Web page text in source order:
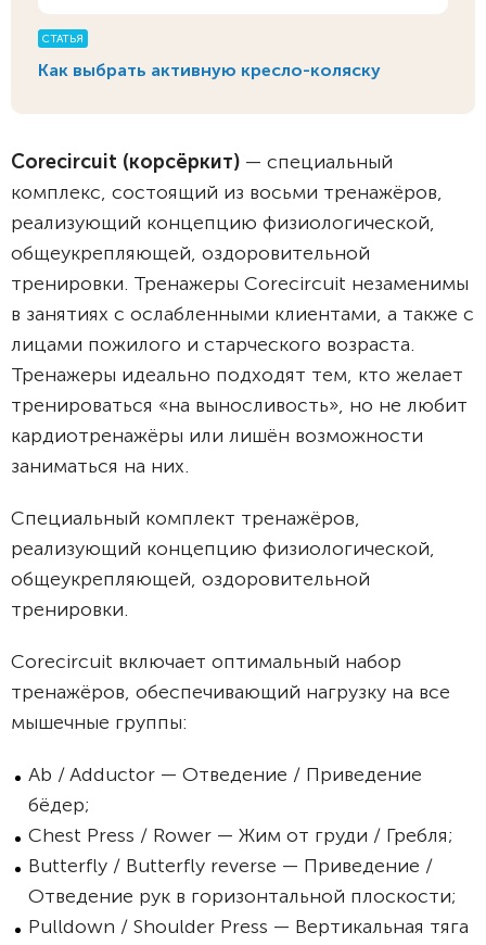
СТАТЬЯ
Как выбрать активную кресло-коляску
Corecircuit (корсёркит) — специальный
комплекс, состоящий из восьми тренажёров,
реализующий концепцию физиологической,
общеукрепляющей, оздоровительной
тренировки. Тренажеры Corecircuit незаменимы
в занятиях с ослабленными клиентами, а также с
лицами пожилого и старческого возраста.
Тренажеры идеально подходят тем, кто желает
тренироваться «на выносливость», но не любит
кардиотренажёры или лишён возможности
заниматься на них.
Специальный комплект тренажёров,
реализующий концепцию физиологической,
общеукрепляющей, оздоровительной
тренировки.
Corecircuit включает оптимальный набор
тренажёров, обеспечивающий нагрузку на все
мышечные группы:
Ab / Adductor — Отведение / Приведение
бёдер;
Chest Press / Rower — Жим от груди / Гребля;
Butterfly / Butterfly reverse — Приведение /
Отведение рук в горизонтальной плоскости;
Pulldown / Shoulder Press — Вертикальная тяга